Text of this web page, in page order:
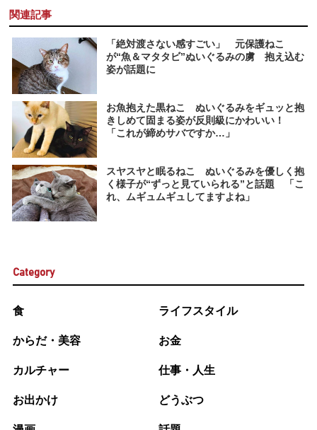
関連記事
「絶対渡さない感すごい」 元保護ねこ
が“魚＆マタタビ”ぬいぐるみの虜 抱え込む
姿が話題に
お魚抱えた黒ねこ ぬいぐるみをギュッと抱
きしめて固まる姿が反則級にかわいい！
「これが締めサバですか…」
スヤスヤと眠るねこ ぬいぐるみを優しく抱
く様子が“ずっと見ていられる”と話題 「こ
れ、ムギュムギュしてますよね」
Category
食 ライフスタイル
からだ・美容 お金
カルチャー 仕事・人生
お出かけ どうぶつ